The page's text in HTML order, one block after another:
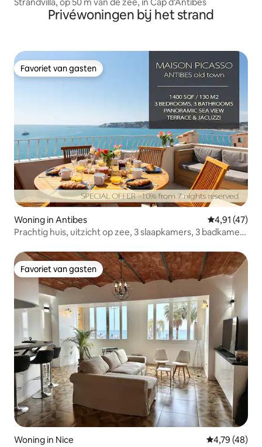
Privéwoningen bij het strand
Favoriet van gasten
Favoriet van gasten
Woning in Antibes Gemiddelde
4,91 (47)
Prachtig huis, uitzicht op zee, 3 slaapkamers, 3 badkamers
Favoriet van gasten
Favoriet van gasten
Woning in Nice Gemiddelde
4,79 (48)